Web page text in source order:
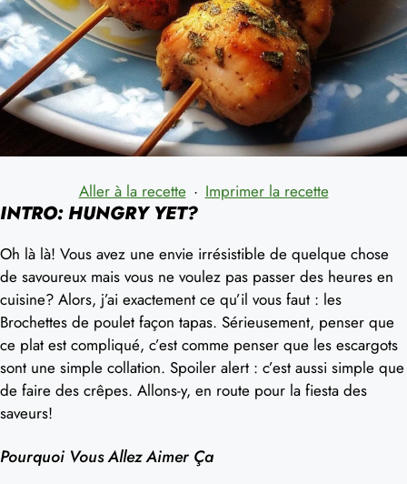
Aller à la recette · Imprimer la recette
INTRO: HUNGRY YET?
Oh là là! Vous avez une envie irrésistible de quelque chose
de savoureux mais vous ne voulez pas passer des heures en
cuisine? Alors, j’ai exactement ce qu’il vous faut : les
Brochettes de poulet façon tapas. Sérieusement, penser que
ce plat est compliqué, c’est comme penser que les escargots
sont une simple collation. Spoiler alert : c’est aussi simple que
de faire des crêpes. Allons-y, en route pour la fiesta des
saveurs!
Pourquoi Vous Allez Aimer Ça